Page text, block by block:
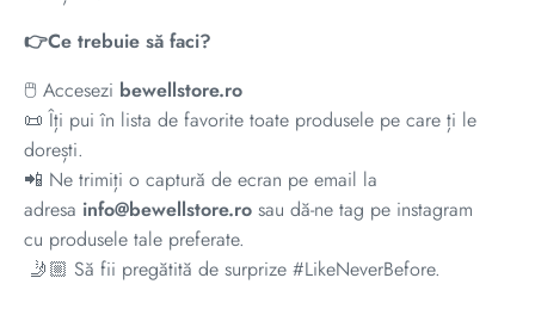
👉Ce trebuie să faci?
🖱 Accesezi bewellstore.ro
📜 Îți pui în lista de favorite toate produsele pe care ți le
dorești.
📲 Ne trimiți o captură de ecran pe email la
adresa info@bewellstore.ro sau dă-ne tag pe instagram
cu produsele tale preferate.
🤳🏼 Să fii pregătită de surprize #LikeNeverBefore.